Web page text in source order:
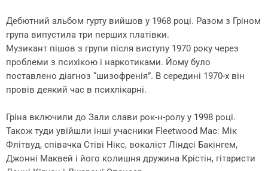
Дебютний альбом гурту вийшов у 1968 році. Разом з Гріном
група випустила три перших платівки.
Музикант пішов з групи після виступу 1970 року через
проблеми з психікою і наркотиками. Йому було
поставлено діагноз “шизофренія”. В середині 1970-х він
провів деякий час в психлікарні.
Гріна включили до Зали слави рок-н-ролу у 1998 році.
Також туди увійшли інші учасники Fleetwood Mac: Мік
Флітвуд, співачка Стіві Нікс, вокаліст Ліндсі Бакінгем,
Джонні Маквей і його колишня дружина Крістін, гітаристи